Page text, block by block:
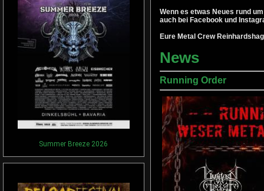
Summer Breeze 2026
Wenn es etwas Neues rund
auch bei Facebook und
Eure Metal Crew
News
Running Order